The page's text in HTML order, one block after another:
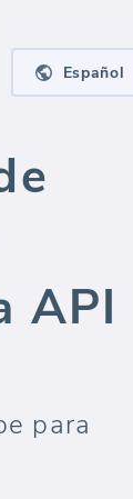
Español
API
para